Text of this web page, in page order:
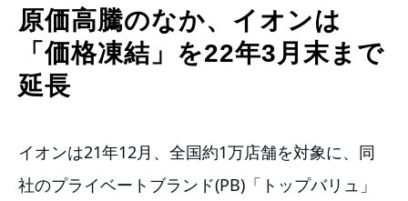
原価高騰のなか、イオンは
「価格凍結」を22年3月末まで
延長
イオンは21年12月、全国約1万店舗を対象に、同
社のプライベートブランド(PB)「トップバリュ」